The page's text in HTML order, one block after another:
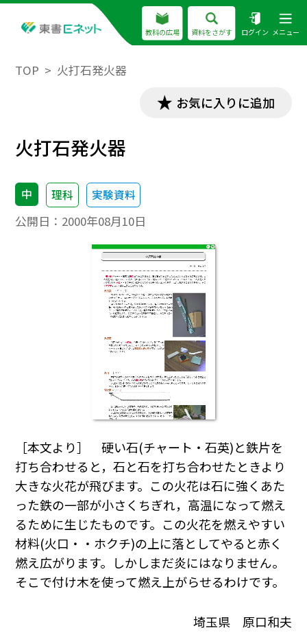
教科の広場 資料をさがす ログイン メニュー
TOP 火打石発火器
お気に入りに追加
火打石発火器
中 理科 実験資料
公開日： 2000年08月10日
［本文より］ 硬い石(チャート・石英)と鉄片を
打ち合わせると，石と石を打ち合わせたときより
大きな火花が飛びます。この火花は石に強くあた
った鉄の一部が小さくちぎれ，高温になって燃え
るために生じたものです。この火花を燃えやすい
材料(火口・・ホクチ)の上に落としてやると赤く
燃え広がります。しかしまだ炎にはなりません。
そこで付け木を使って燃え上がらせるわけです。
埼玉県 原口和夫